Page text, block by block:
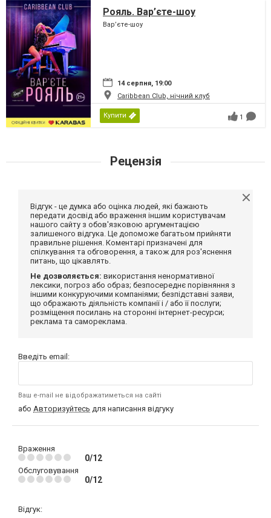
Рояль. Вар’єте-шоу
Вар’єте-шоу
14 серпня, 19:00
Caribbean Club, нічний клуб
Купити 1
Рецензія
Відгук - це думка або оцінка людей, які бажають
передати досвід або враження іншим користувачам
нашого сайту з обов'язковою аргументацією
залишеного відгука. Це допоможе багатьом прийняти
правильне рішення. Коментарі призначені для
спілкування та обговорення, а також для роз'яснення
питань, що цікавлять.
Не дозволяється: використання ненормативної
лексики, погроз або образ; безпосереднє порівняння з
іншими конкуруючими компаніями; безпідставні заяви,
що ображають діяльність компанії і / або її послуги;
розміщення посилань на сторонні інтернет-ресурси;
реклама та самореклама.
Введіть email:
Ваш e-mail не відображатиметься на сайті
або Авторизуйтесь для написання відгуку
Враження
0/12
Обслуговування
0/12
Відгук: